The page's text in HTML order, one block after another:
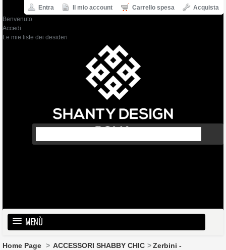
Entra Il mio account Carrello spesa
Acquista
Benvenuto
Accedi
Le mie liste dei desideri
MENÙ
HOME
Home Page > ACCESSORI SHABBY CHIC >Zerbini -